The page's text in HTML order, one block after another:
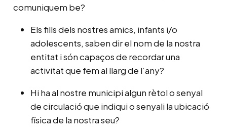
comuniquem be?
Els fills dels nostres amics, infants i/o
adolescents, saben dir el nom de la nostra
entitat i són capaços de recordar una
activitat que fem al llarg de l’any?
Hi ha al nostre municipi algun rètol o senyal
de circulació que indiqui o senyali la ubicació
física de la nostra seu?